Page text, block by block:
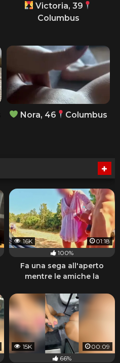
Victoria, 39
Columbus
Nora, 46 Columbus
16K
01:18
100%
Fa una sega all'aperto
mentre le amiche la
15K
00:09
66%